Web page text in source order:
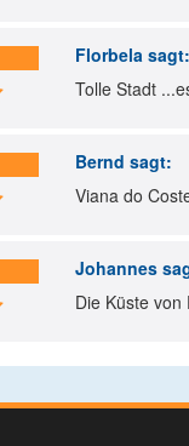
Florbela sagt:
Tolle Stadt
Bernd sagt:
Viana do
Johannes
Die Küste